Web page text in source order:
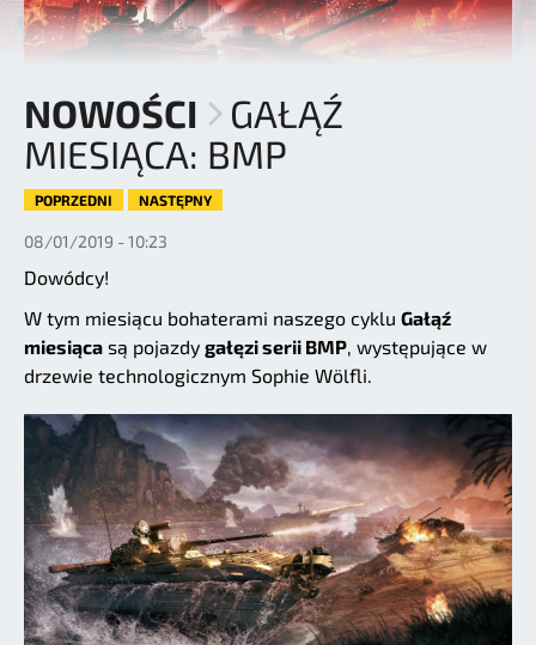
NOWOŚCI
GAŁĄŹ
MIESIĄCA: BMP
POPRZEDNI NASTĘPNY
08/01/2019 - 10:23
Dowódcy!
W tym miesiącu bohaterami naszego cyklu Gałąź
miesiąca są pojazdy gałęzi serii BMP, występujące w
drzewie technologicznym Sophie Wölfli.